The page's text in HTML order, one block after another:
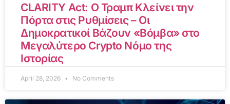
CLARITY Act: Ο Τραμπ Κλείνει την
Πόρτα στις Ρυθμίσεις – Οι
Δημοκρατικοί Βάζουν «Βόμβα» στο
Μεγαλύτερο Crypto Νόμο της
Ιστορίας
April 28, 2026 No Comments